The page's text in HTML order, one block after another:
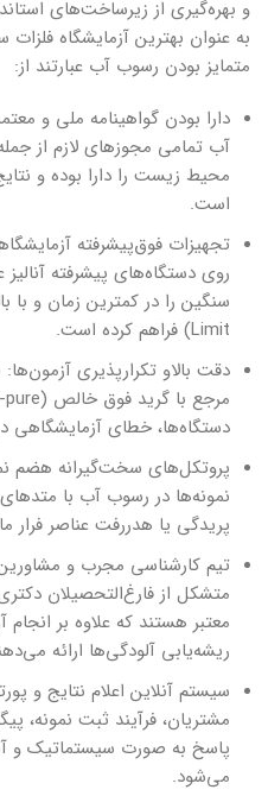
و بهره‌گیری از زیرساخت‌های
به عنوان بهترین آزمایشگاه
متمایز بودن رسوب آب عبارتند از:
دارا بودن گواهینامه ملی و
آب تمامی مجوزهای لازم از
محیط زیست را دارا بوده و
است.
تجهیزات فوق‌پیشرفته
روی دستگاه‌های پیشرفته
Limit) فراهم کرده است.
دقت بالاو تکرارپذیری
دستگاه‌ها، خطای
پروتکل‌های سخت‌گیرانه هضم
نمونه‌ها در رسوب آب با
پریدگی یا هدررفت عناصر فرار
تیم کارشناسی مجرب و
متشکل از فارغ‌التحصیلان
معتبر هستند که علاوه بر
ریشه‌یابی آلودگی‌ها ارائه
سیستم آنلاین اعلام نتایج و
مشتریان، فرآیند ثبت نمونه،
پاسخ به صورت سیستماتیک و
می‌شود.